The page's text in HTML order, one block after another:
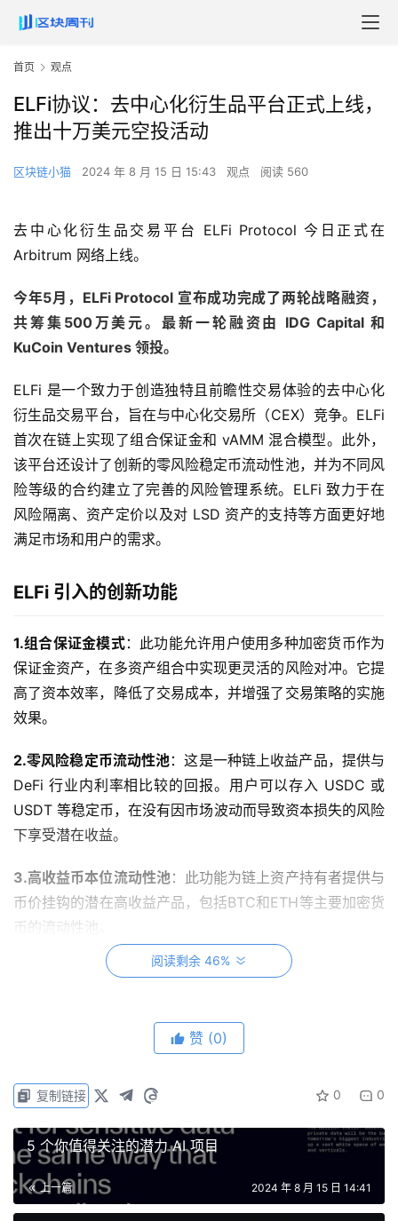
首页 观点
ELFi协议：去中心化衍生品平台正式上线，
推出十万美元空投活动
区块链小猫 2024 年 8 月 15 日 15:43 观点 阅读 560
去中心化衍生品交易平台 ELFi Protocol 今日正式在
Arbitrum 网络上线。
今年5月，ELFi Protocol 宣布成功完成了两轮战略融资，
共筹集500万美元。最新一轮融资由 IDG Capital 和
KuCoin Ventures 领投。
ELFi 是一个致力于创造独特且前瞻性交易体验的去中心化
衍生品交易平台，旨在与中心化交易所（CEX）竞争。ELFi
首次在链上实现了组合保证金和 vAMM 混合模型。此外，
该平台还设计了创新的零风险稳定币流动性池，并为不同风
险等级的合约建立了完善的风险管理系统。ELFi 致力于在
风险隔离、资产定价以及对 LSD 资产的支持等方面更好地
满足市场和用户的需求。
ELFi 引入的创新功能
1.组合保证金模式：此功能允许用户使用多种加密货币作为
保证金资产，在多资产组合中实现更灵活的风险对冲。它提
高了资本效率，降低了交易成本，并增强了交易策略的实施
效果。
2.零风险稳定币流动性池：这是一种链上收益产品，提供与
DeFi 行业内利率相比较的回报。用户可以存入 USDC 或
USDT 等稳定币，在没有因市场波动而导致资本损失的风险
下享受潜在收益。
3.高收益币本位流动性池：此功能为链上资产持有者提供与
币价挂钩的潜在高收益产品，包括BTC和ETH等主要加密货
币的流动性池。
4.支持LSD再质押
：即将推出的LSD再质押功能将允许像
主网启动限时活动
为庆祝主网上线，ELFi 正在举办一场活动，初始奖池为
5,000 美元。每当交易量增加 1,000 万美元，平台将向奖
池中追加 1,000 美元，最高奖池可达 100,000 美元。持有
ELFi 测试版 NFT 的用户可以获得加速奖励，每推荐一名有
效用户也可获得加速奖励，最大加速倍率为 5 倍。
阅读剩余 46%
赞 (0)
0 0
复制链接
5 个你值得关注的潜力 AI 项目
上一篇 2024 年 8 月 15 日 14:41